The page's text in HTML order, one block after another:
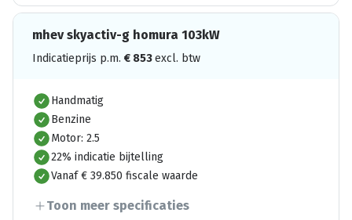
mhev skyactiv-g homura 103kW
Indicatieprijs p.m. € 853excl. btw
Handmatig
Benzine
Motor: 2.5
22% indicatie bijtelling
Vanaf € 39.850 fiscale waarde
Toon meer specificaties